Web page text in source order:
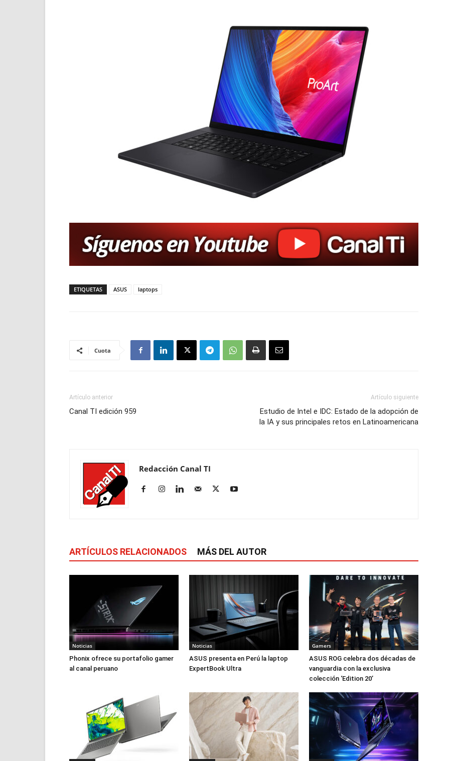
ETIQUETAS ASUS laptops
Cuota
Artículo anterior
Canal TI edición 959
Artículo siguiente
Estudio de Intel e IDC: Estado de la adopción de
la IA y sus principales retos en Latinoamericana
Redacción Canal TI
ARTÍCULOS RELACIONADOS MÁS DEL AUTOR
Noticias
Phonix ofrece su portafolio gamer
al canal peruano
Noticias
ASUS presenta en Perú la laptop
ExpertBook Ultra
Gamers
ASUS ROG celebra dos décadas de
vanguardia con la exclusiva
colección ‘Edition 20’